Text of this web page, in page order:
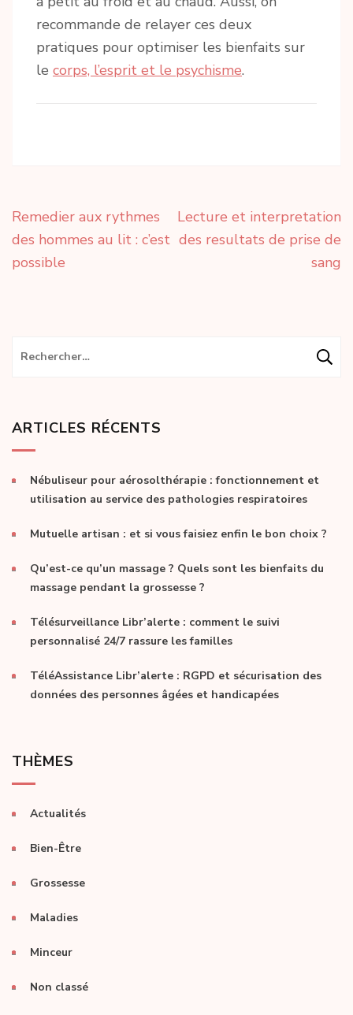
recommande de relayer ces deux
pratiques pour optimiser les bienfaits sur
le corps, l’esprit et le psychisme.
Navigation
de
l’article
Remedier aux rythmes
des hommes au lit : c’est
possible
Lecture et interpretation
des resultats de prise de
sang
Rechercher :
ARTICLES RÉCENTS
Nébuliseur pour aérosolthérapie : fonctionnement et
utilisation au service des pathologies respiratoires
Mutuelle artisan : et si vous faisiez enfin le bon choix ?
Qu’est-ce qu’un massage ? Quels sont les bienfaits du
massage pendant la grossesse ?
Télésurveillance Libr’alerte : comment le suivi
personnalisé 24/7 rassure les familles
TéléAssistance Libr’alerte : RGPD et sécurisation des
données des personnes âgées et handicapées
THÈMES
Actualités
Bien-Être
Grossesse
Maladies
Minceur
Non classé